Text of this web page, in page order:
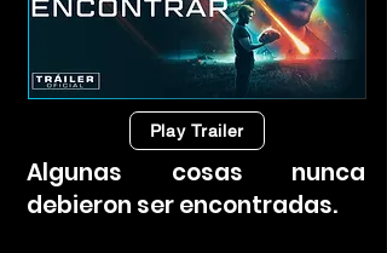
Play Trailer
Algunas cosas nunca
debieron ser encontradas.